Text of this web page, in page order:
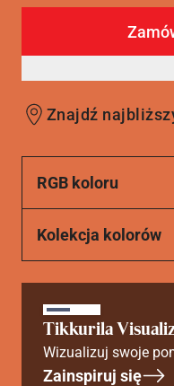
Znajdź
RGB koloru
Kolekcja kolorów
Tikkurila
Wizualizuj swoje
Zainspiruj się